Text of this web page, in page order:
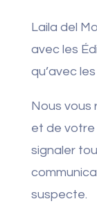
Laila del
avec les
qu’avec
Nous vous
et de votre
signaler
suspecte.